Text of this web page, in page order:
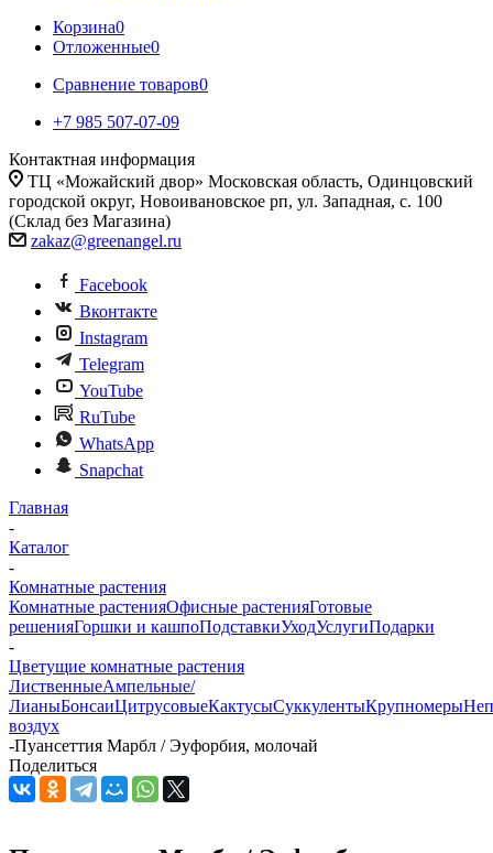
Корзина0
Отложенные0
Сравнение товаров0
+7 985 507-07-09
Контактная информация
ТЦ «Можайский двор» Московская область, Одинцовский
городской округ, Новоивановское рп, ул. Западная, с. 100
(Склад без Магазина)
zakaz@greenangel.ru
Facebook
Вконтакте
Instagram
Telegram
YouTube
RuTube
WhatsApp
Snapchat
Главная
-
Каталог
-
Комнатные растения
Комнатные растенияОфисные растенияГотовые
решенияГоршки и кашпоПодставкиУходУслугиПодарки
-
Цветущие комнатные растения
ЛиственныеАмпельные/
ЛианыБонсаиЦитрусовыеКактусыСуккулентыКрупномеры
воздух
-Пуансеттия Марбл / Эуфорбия, молочай
Поделиться